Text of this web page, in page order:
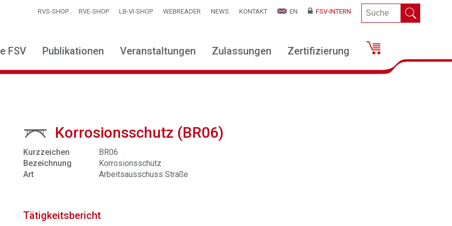
RVS-SHOP RVE-SHOP LB-VI-SHOP WEBREADER NEWS KONTAKT EN FSV-INTERN
FSV Publikationen Veranstaltungen Zulassungen Zertifizierung
Korrosionsschutz (BR06)
Kurzzeichen
BR06
Bezeichnung
Korrosionsschutz
Art
Arbeitsausschuss Straße
Tätigkeitsbericht